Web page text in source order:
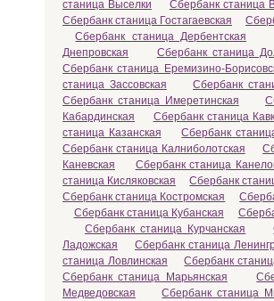
станица Выселки Сбербанк станица
Сбербанк станица Гостагаевская
Сбербанк станица Дербентская
Днепровская
Сбербанк станица
Сбербанк станица Еремизино-
станица Зассовская
Сбербанк
Сбербанк станица Имеретинская
Кабардинская
Сбербанк станица
станица Казанская
Сбербанк
Сбербанк станица Калниболотская
Каневская
Сбербанк станица
станица Кисляковская
Сбербанк
Сбербанк станица Костромская
Сбербанк станица Кубанская
Сбербанк станица Курчанская
Ладожская
Сбербанк станица
станица Ловлинская
Сбербанк
Сбербанк станица Марьянская
Медведовская
Сбербанк станица